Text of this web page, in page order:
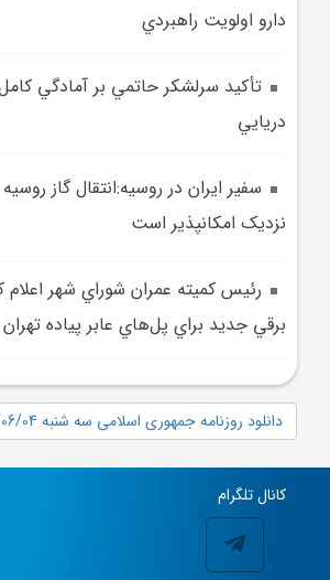
دارو اولويت راهبردي
تأکيد سرلشکر حاتمي بر آمادگي
دريايي
سفير ايران در روسيه:انتقال گاز
نزديک امکانپذير است
برقي جديد براي پل‌هاي عابر پياده تهران
دانلود روزنامه جمهوری اسلامی سه شنبه 1404/06/04 شماره 13166
کانال تلگرام